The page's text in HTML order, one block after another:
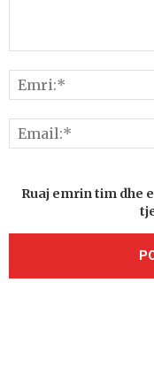
Ruaj emrin tim dhe